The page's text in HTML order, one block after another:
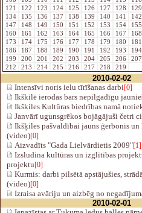
121
122 123 124 125 126 127 128
134
135 136 137 138 139 140 141
147
148 149 150 151 152 153 154
160
161 162 163 164 165 166 167
173
174 175 176 177 178 179 180
186
187 188 189 190 191 192 193
199
200 201 202 203 204 205 206
212
213 214 215 216 217 218 219
2010-02-02
Intensīvi noris ielu tīrīšanas darbi[0]
Ikškilē ierodas bars nepilgadīgu
Ikškiles Kultūras biedrības namā
Janvārī ugunsgrēkos bojāgājuši četri
Ikšķiles pašvaldībai jauns ģerbonis
(video)[0]
Aizvadīts "Gada Lielvārdietis 2009"[1]
Izsludina kultūras un izglītības
projektu[0]
Kurmis: darbi pilsētā apstājušies,
(video)[0]
Izraisa avāriju un aizbēg no
2010-02-01